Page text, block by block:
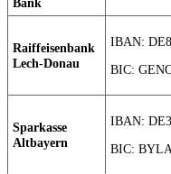
Raiffeisenbank
Lech-Donau
IBAN:
BIC:
Sparkasse
Altbayern
IBAN:
BIC: